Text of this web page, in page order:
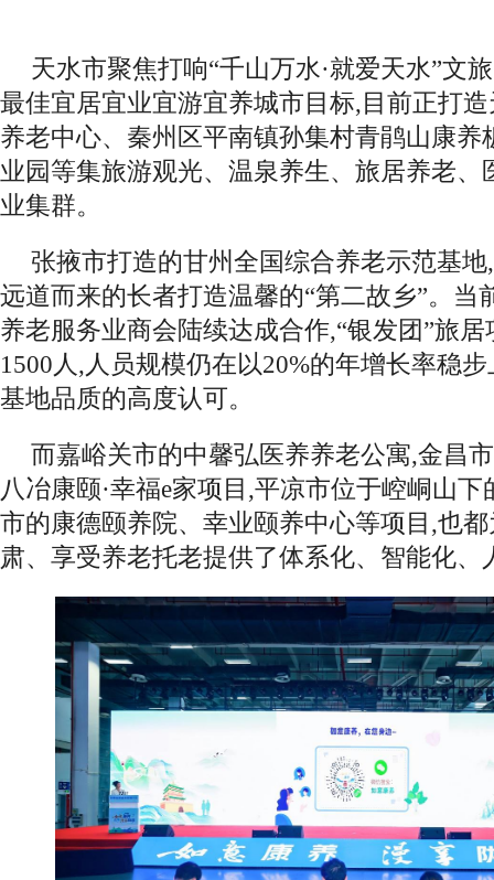
天水市聚焦打响“千山万水·就爱天水”文
最佳宜居宜业宜游宜养城市目标,目前正打
养老中心、秦州区平南镇孙集村青鹃山康养
业园等集旅游观光、温泉养生、旅居养老、
业集群。
张掖市打造的甘州全国综合养老示范基
远道而来的长者打造温馨的“第二故乡”。当
养老服务业商会陆续达成合作,“银发团”旅
1500人,人员规模仍在以20%的年增长率稳
基地品质的高度认可。
而嘉峪关市的中馨弘医养养老公寓,金昌
八冶康颐·幸福e家项目,平凉市位于崆峒山
市的康德颐养院、幸业颐养中心等项目,也
肃、享受养老托老提供了体系化、智能化、